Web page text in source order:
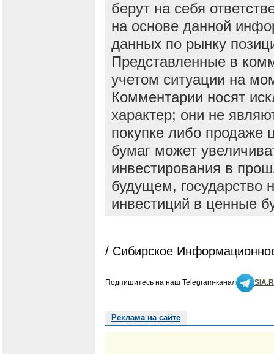
берут на себя
на основе данной
данных по рынку
Представленные в
учетом ситуации на
Комментарии носят
характер; они не
покупке либо продаже
бумаг может
инвестирования в
будущем, государство
инвестиций в ценные
/ Сибирское
Подпишитесь на наш Telegram-канал
Реклама на сайте